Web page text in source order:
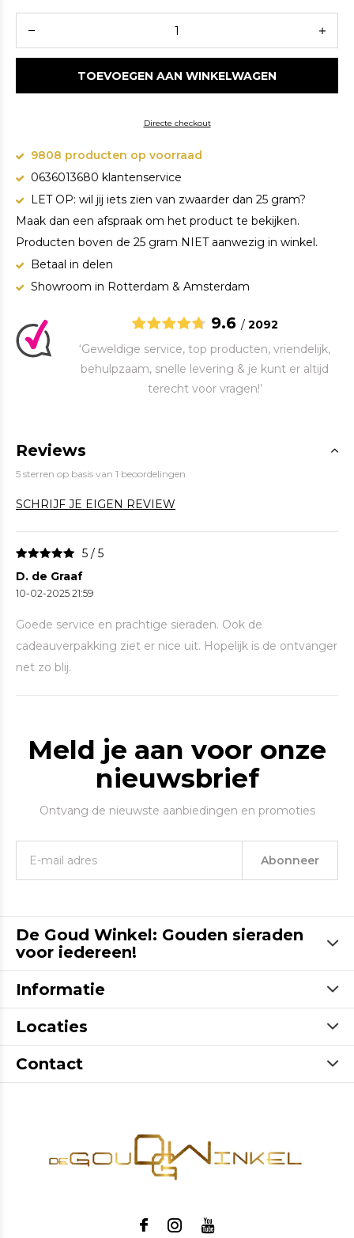
TOEVOEGEN AAN WINKELWAGEN
Directe checkout
9808 producten op voorraad
0636013680 klantenservice
LET OP: wil jij iets zien van zwaarder dan 25 gram?
Maak dan een afspraak om het product te bekijken.
Producten boven de 25 gram NIET aanwezig in winkel.
Betaal in delen
Showroom in Rotterdam & Amsterdam
9.6 / 2092
‘Geweldige service, top producten, vriendelijk,
behulpzaam, snelle levering & je kunt er altijd
terecht voor vragen!’
Reviews
5 sterren op basis van 1 beoordelingen
SCHRIJF JE EIGEN REVIEW
5 / 5
D. de Graaf
10-02-2025 21:59
Goede service en prachtige sieraden. Ook de
cadeauverpakking ziet er nice uit. Hopelijk is de ontvanger
net zo blij.
Meld je aan voor onze
nieuwsbrief
Ontvang de nieuwste aanbiedingen en promoties
Abonneer
De Goud Winkel: Gouden sieraden
voor iedereen!
Informatie
Locaties
Contact